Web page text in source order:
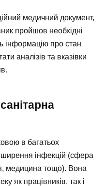
медичний документ,
пройшов необхідні
інформацію про стан
аналізів та вказівки
в багатьох
інфекцій (сфера
медицина тощо). Вона
як працівників, так і